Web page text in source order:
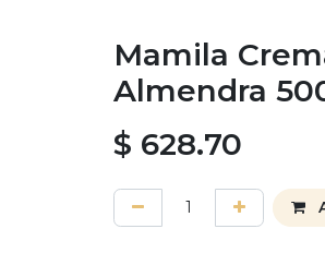
Mamila
Almendra
$ 628.70